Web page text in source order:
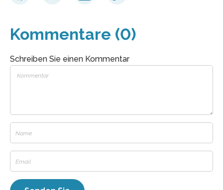
Kommentare (0)
Schreiben Sie einen Kommentar